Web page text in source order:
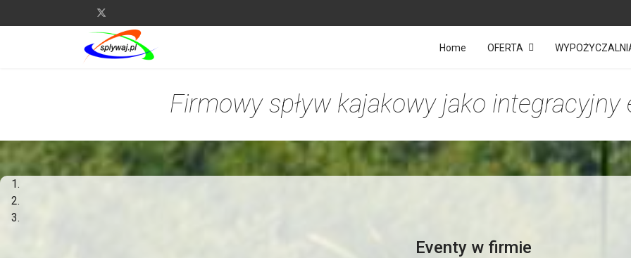
Home OFERTA
Firmowy spływ kajakowy jako
Eventy w firmie